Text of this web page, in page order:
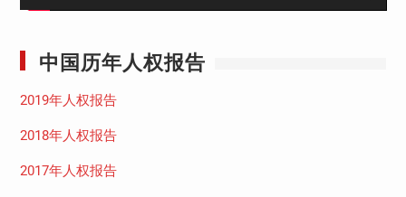
中国历年人权报告
2019年人权报告
2018年人权报告
2017年人权报告